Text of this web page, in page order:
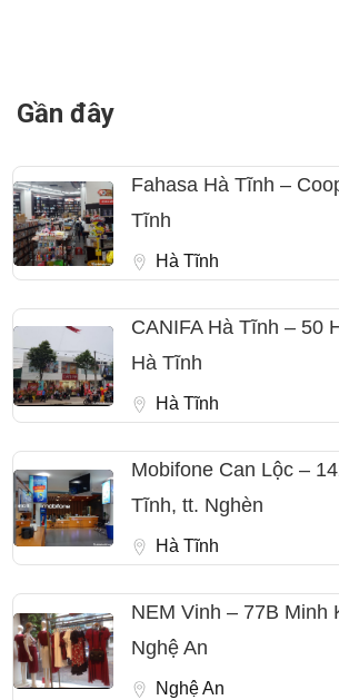
Gần đây
Fahasa Hà Tĩnh –
Tĩnh
Hà Tĩnh
CANIFA Hà Tĩnh – 50
Hà Tĩnh
Hà Tĩnh
Mobifone Can Lộc –
Tĩnh, tt. Nghèn
Hà Tĩnh
NEM Vinh – 77B Minh
Nghệ An
Nghệ An